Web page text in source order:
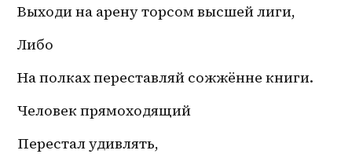
Выходи на арену торсом высшей лиги,
Либо
На полках переставляй сожжённе книги.
Человек прямоходящий
Перестал удивлять,